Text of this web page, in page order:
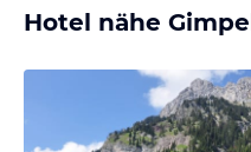
Hotel nähe